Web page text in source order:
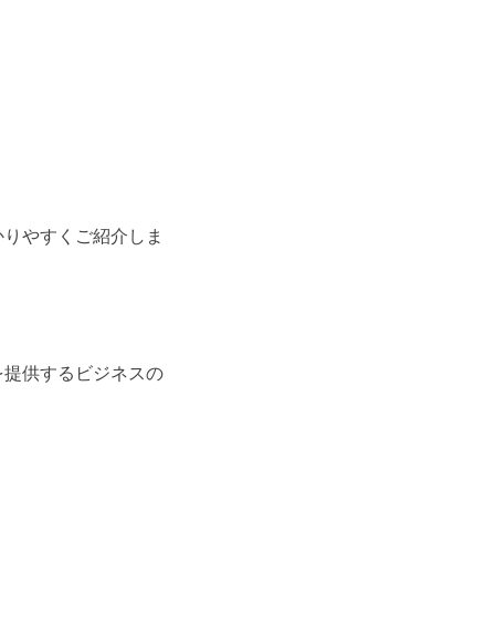
やすくご紹介しま
供するビジネスの